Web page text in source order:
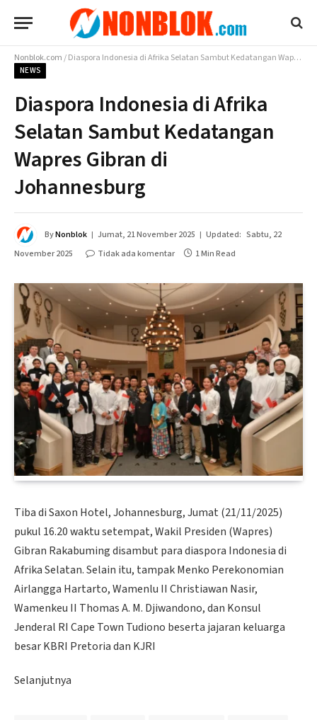
Nonblok.com/Diaspora Indonesia di Afrika Selatan Sambut Kedatangan Wapres Gibran di Johannesburg
NEWS
Diaspora Indonesia di Afrika
Selatan Sambut Kedatangan
Wapres Gibran di
Johannesburg
ByNonblok Jumat, 21 November 2025 Updated: Sabtu, 22
November 2025
Tidak ada komentar 1 Min Read
Tiba di Saxon Hotel, Johannesburg, Jumat (21/11/2025)
pukul 16.20 waktu setempat, Wakil Presiden (Wapres)
Gibran Rakabuming disambut para diaspora Indonesia di
Afrika Selatan. Selain itu, tampak Menko Perekonomian
Airlangga Hartarto, Wamenlu II Christiawan Nasir,
Wamenkeu II Thomas A. M. Djiwandono, dan Konsul
Jenderal RI Cape Town Tudiono beserta jajaran keluarga
besar KBRI Pretoria dan KJRI
Selanjutnya